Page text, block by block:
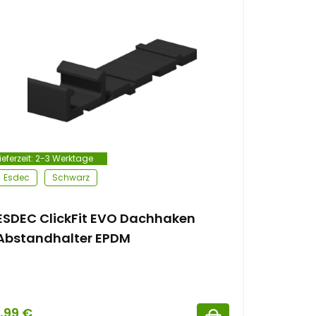
2-3 Werktage
Esdec
Schwarz
ClickFit EVO Dachhaken
EPDM